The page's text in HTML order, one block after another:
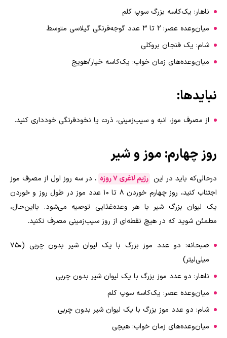
ناهار: یک‌کاسه بزرگ سوپ کلم
میان‌وعده عصر: ۲ تا ۳ عدد گوجه‌فرنگی گیلاسی متوسط
شام: یک فنجان بروکلی
میان‌وعده‌های زمان خواب: یک‌کاسه خیار/هویج
نبایدها:
از مصرف موز، انبه و سیب‌زمینی، ذرت یا نخودفرنگی خودداری کنید.
روز چهارم: موز و شیر
درحالی‌که باید در این رژیم لاغری 7 روزه
، در سه روز اول از مصرف موز
اجتناب کنید، روز چهارم خوردن 8 تا 10 عدد موز در طول روز و خوردن
یک لیوان بزرگ شیر با هر وعده‌غذایی توصیه می‌شود. بااین‌حال،
مطمئن شوید که در هیچ نقطه‌ای از روز سیب‌زمینی مصرف نکنید.
صبحانه: دو عدد موز بزرگ با یک لیوان شیر بدون چربی (750
میلی‌لیتر)
ناهار: دو عدد موز بزرگ با یک لیوان شیر بدون چربی
میان‌وعده عصر: یک‌کاسه سوپ کلم
شام: دو عدد موز بزرگ با یک لیوان شیر بدون چربی
میان‌وعده‌های زمان خواب: هیچی